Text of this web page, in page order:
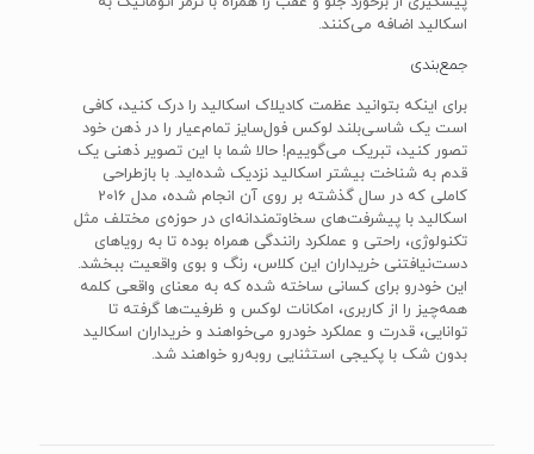
اسکالید اضافه می‌کنند.
جمع‌بندی
برای اینکه بتوانید عظمت کادیلاک اسکالید را درک کنید، کافی
است یک شاسی‌بلند لوکس فول‌سایز تمام‌عیار را در ذهن خود
تصور کنید، تبریک می‌گوییم! حالا شما با این تصویر ذهنی یک
قدم به شناخت بیشتر اسکالید نزدیک شده‌اید. با بازطراحی
کاملی که در سال گذشته بر روی آن انجام شده، مدل 2016
اسکالید با پیشرفت‌های سخاوتمندانه‌ای در حوزه‌ی مختلف مثل
تکنولوژی، راحتی و عملکرد رانندگی همراه بوده تا به رویاهای
دست‌نیافتنی خریداران این کلاس، رنگ و بوی واقعیت ببخشد.
این خودرو برای کسانی ساخته شده که به معنای واقعی کلمه
همه‌چیز را از کاربری، امکانات لوکس و ظرفیت‌ها گرفته تا
توانایی، قدرت و عملکرد خودرو می‌خواهند و خریداران اسکالید
بدون شک با پکیجی استثنایی روبه‌رو خواهند شد.